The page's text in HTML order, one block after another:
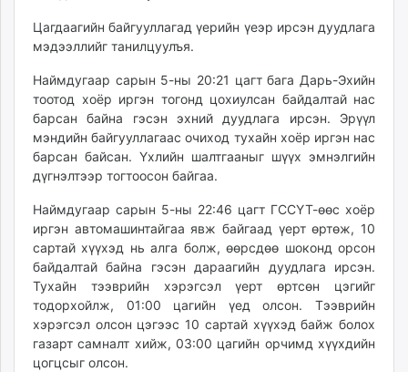
mass.mn
unegui.mn
toim.mn
tac.mn
paparazzi.mn
unread.today
Цагдаагийн байгууллагад үерийн үеэр ирсэн дуудлага
мэдээллийг танилцуулъя.
Наймдугаар сарын 5-ны 20:21 цагт бага Дарь-Эхийн
тоотод хоёр иргэн тогонд цохиулсан байдалтай нас
барсан байна гэсэн эхний дуудлага ирсэн. Эрүүл
мэндийн байгууллагаас очиход тухайн хоёр иргэн нас
барсан байсан. Үхлийн шалтгааныг шүүх эмнэлгийн
дүгнэлтээр тогтоосон байгаа.
Наймдугаар сарын 5-ны 22:46 цагт ГССҮТ-өөс хоёр
иргэн автомашинтайгаа явж байгаад үерт өртөж, 10
сартай хүүхэд нь алга болж, өөрсдөө шоконд орсон
байдалтай байна гэсэн дараагийн дуудлага ирсэн.
Тухайн тээврийн хэрэгсэл үерт өртсөн цэгийг
тодорхойлж, 01:00 цагийн үед олсон. Тээврийн
хэрэгсэл олсон цэгээс 10 сартай хүүхэд байж болох
газарт самналт хийж, 03:00 цагийн орчимд хүүхдийн
цогцсыг олсон.